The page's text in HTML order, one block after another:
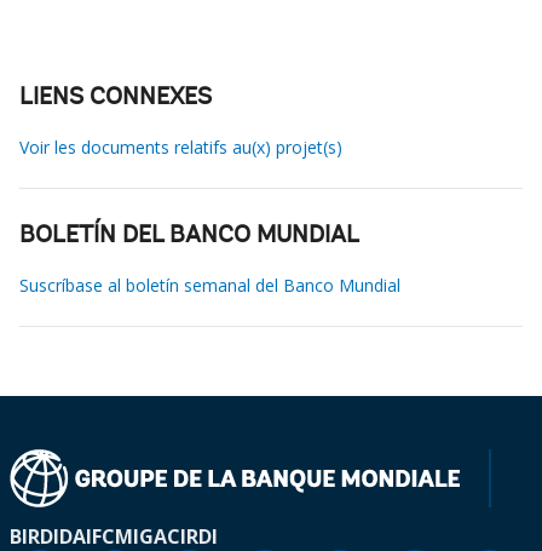
LIENS CONNEXES
Voir les documents relatifs au(x) projet(s)
BOLETÍN DEL BANCO MUNDIAL
Suscríbase al boletín semanal del Banco Mundial
BIRDIDAIFCMIGACIRDI